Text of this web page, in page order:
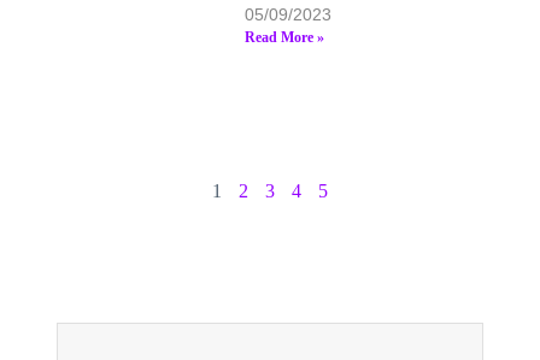
05/09/2023
Read More »
1 2 3 4 5